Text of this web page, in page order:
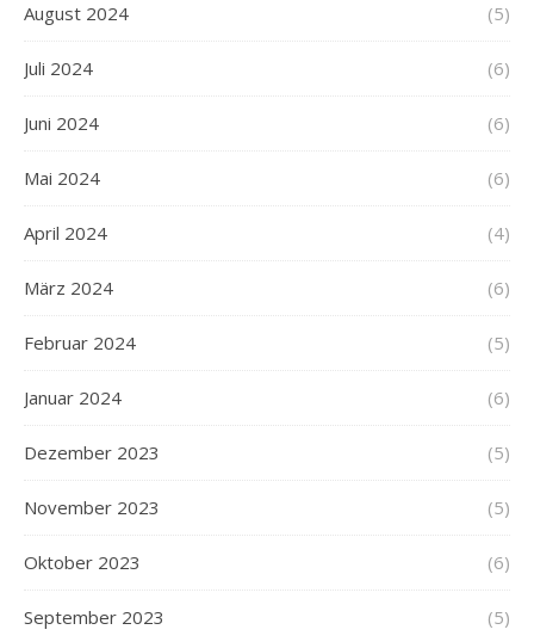
August 2024 (5)
Juli 2024 (6)
Juni 2024 (6)
Mai 2024 (6)
April 2024 (4)
März 2024 (6)
Februar 2024 (5)
Januar 2024 (6)
Dezember 2023 (5)
November 2023 (5)
Oktober 2023 (6)
September 2023 (5)